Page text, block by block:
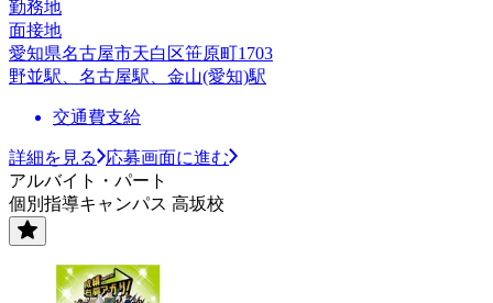
勤務地
面接地
愛知県名古屋市天白区笹原町1703
野並駅、名古屋駅、金山(愛知)駅
交通費支給
詳細を見る
応募画面に進む
アルバイト・パート
個別指導キャンパス 高坂校